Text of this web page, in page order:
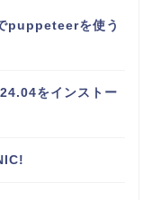
puppeteerを使う
をインストー